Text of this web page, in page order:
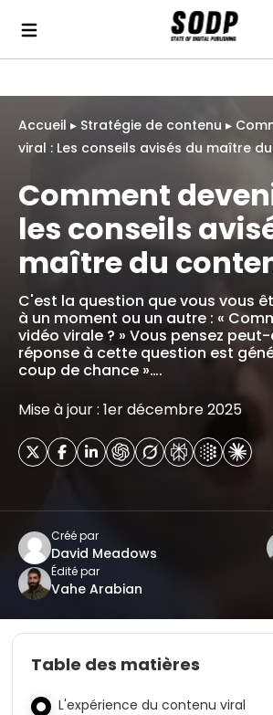
Accueil ▸ Stratégie de contenu ▸
viral : Les conseils avisés du maître
Comment
les conseils
maître du
C'est la question que vous vous
à un moment ou un autre : «
vidéo virale ? » Vous pensez
réponse à cette question est
coup de chance »….
Mise à jour : 1er décembre 2025
Créé par
David Meadows
Édité par
Vahe Arabian
Table des matières
L'expérience du contenu viral